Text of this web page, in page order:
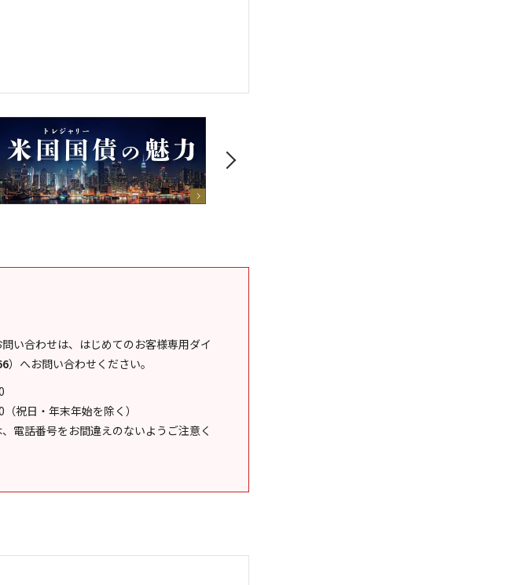
い合わせは、はじめてのお客様専用ダイ
） へお問い合わせください。
祝日・年末年始を除く）
電話番号をお間違えのないようご注意く